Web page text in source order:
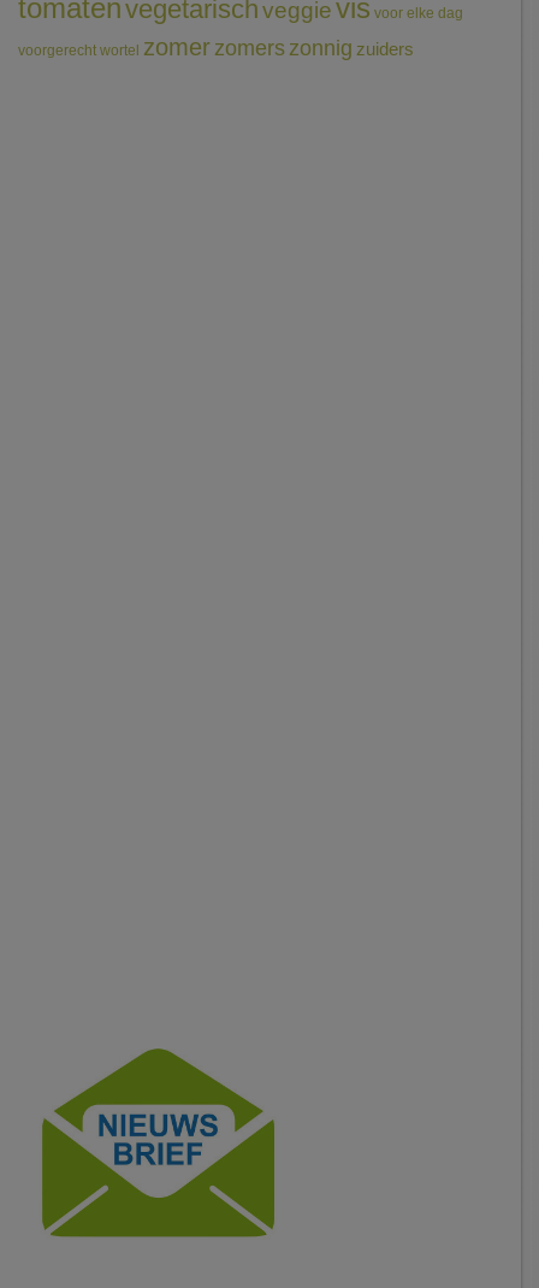
tomatenvegetarischveggievis voor elke dag
voorgerecht wortel zomerzomerszonnig zuiders